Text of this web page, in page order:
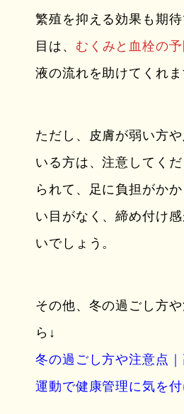
繁殖を抑える効果も期
目は、 むくみと血栓の
液の流れを助けてくれま
ただし、皮膚が弱い方
いる方は、注意してく
られて、足に負担がか
い目がなく、締め付け
いでしょう。
その他、冬の過ごし方
ら↓
冬の過ごし方や注意点
運動で健康管理に気を付